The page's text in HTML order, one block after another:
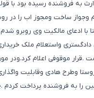
به فروشنده رسیده بود با
وجواز ساخت ومجوز اب را در
با ادعای مالکیت وی روبرو
دادگستری واستعلام ملک
.قرار موقوفی اعلام
وطرح هادی وقابلیت
را به فروشنده پرداخت کردم